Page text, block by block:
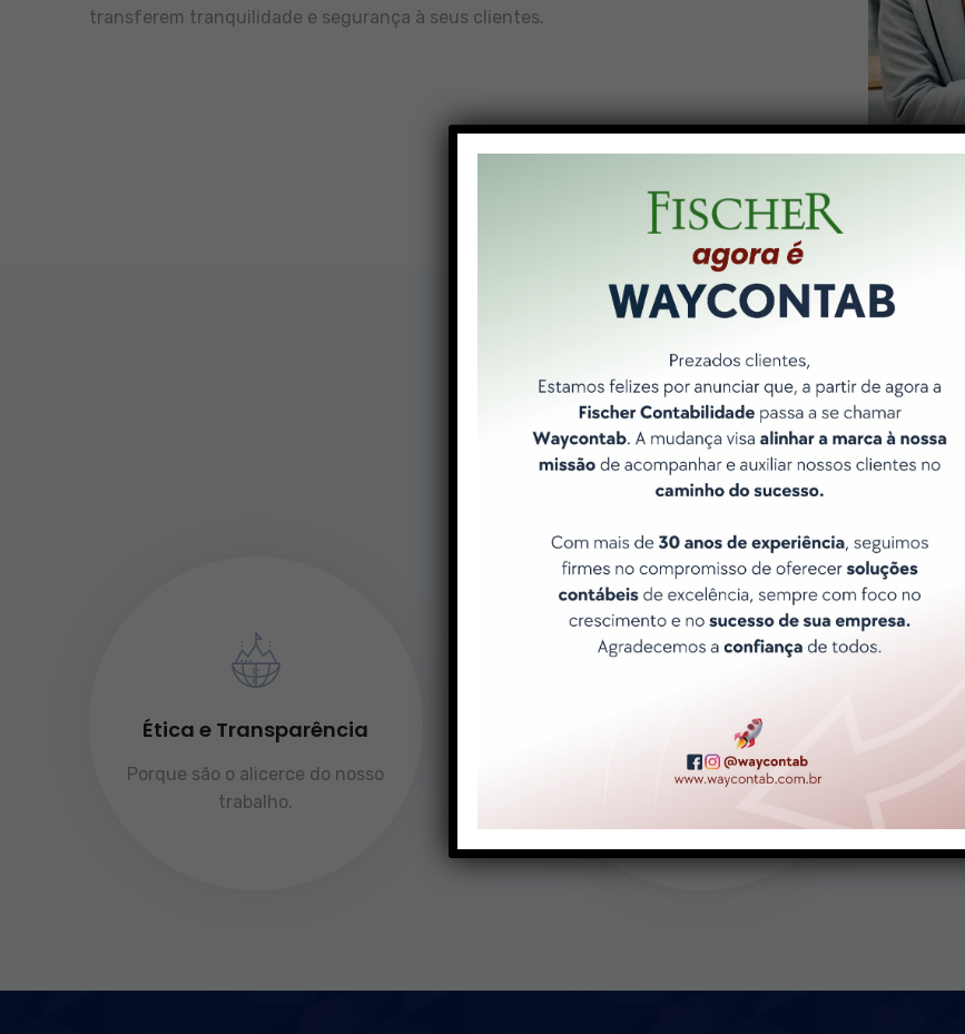
transferem tranquilidade e segurança à seus clientes.
Nossos Pilares
Nossa forma de entregar resultados é norteada por 3 pilares
Ética e Transparência
Porque são o alicerce do nosso
trabalho.
Atendimento ágil e Exclusivo
Porque sabemos que o tempo é
são únicas